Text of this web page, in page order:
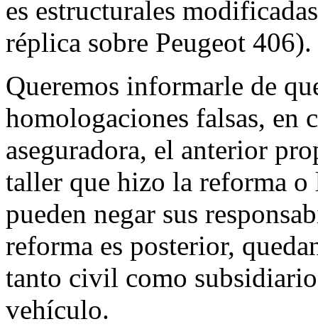
es estructurales
réplica sobre Peugeot 406).
Queremos informarle de
homologaciones falsas, en
aseguradora, el anterior
taller que hizo la reforma
pueden negar sus
reforma es posterior,
tanto civil como
vehículo.